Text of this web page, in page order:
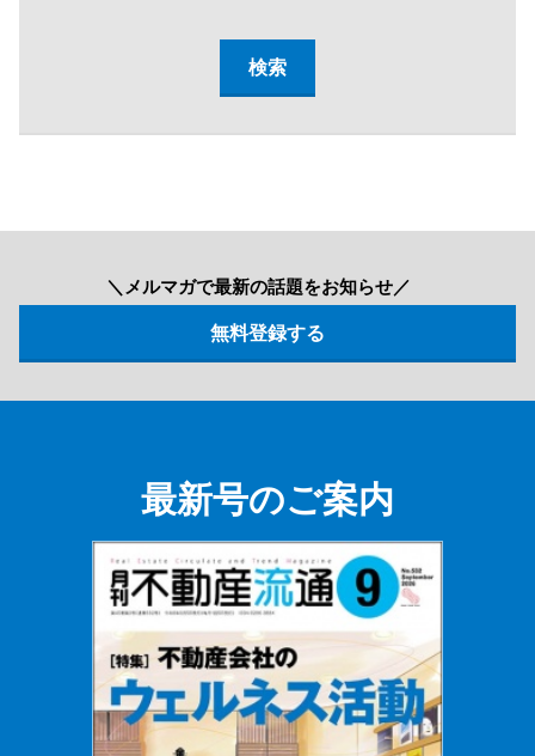
＼メルマガで最新の話題をお知らせ／
最新号のご案内